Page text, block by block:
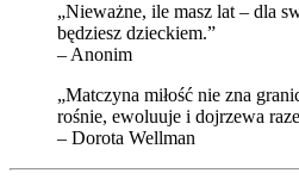
„Nieważne, ile masz lat – dla
będziesz dzieckiem.”
– Anonim
„Matczyna miłość nie zna
rośnie, ewoluuje i dojrzewa
– Dorota Wellman